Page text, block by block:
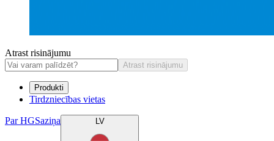
Atrast risinājumu
Atrast risinājumu
Produkti
Tirdzniecības vietas
Par HGSaziņa LV